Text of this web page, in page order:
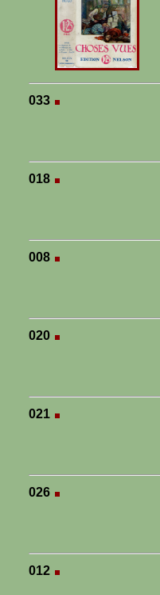
033
018
008
020
021
026
012